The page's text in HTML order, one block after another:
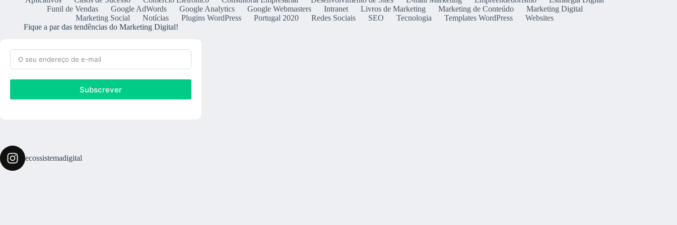
Funil de Vendas
Google AdWords Google Analytics Google Webmasters Intranet Livros de Marketing Marketing de Conteúdo
Marketing Digital
Marketing Social
Notícias Plugins WordPress Portugal 2020 Redes Sociais SEO Tecnologia Templates WordPress
Websites
Fique a par das tendências do Marketing Digital!
Subscrever
ecossistemadigital